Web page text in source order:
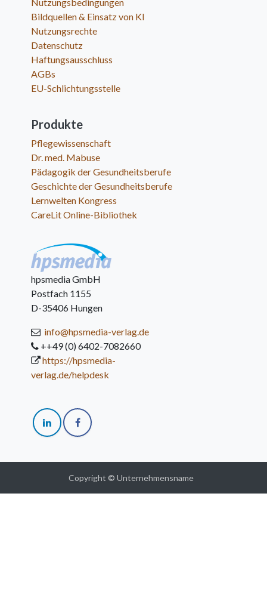
Bildquellen & Einsatz von KI
Nutzungsrechte
Datenschutz
Haftungsausschluss
AGBs
EU-Schlichtungsstelle
Produkte
Pflegewissenschaft
Dr. med. Mabuse
Pädagogik der Gesundheitsberufe
Geschichte der Gesundheitsberufe
Lernwelten Kongress
CareLit Online-Bibliothek
hpsmedia GmbH
Postfach 1155
D-35406 Hungen
info@hpsmedia-verlag.de
++49 (0) 6402-7082660
https://hpsmedia-
verlag.de/helpdesk
Copyright © Unternehmensname